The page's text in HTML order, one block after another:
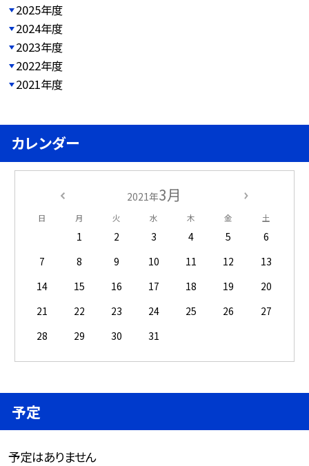
2025年度
2024年度
2023年度
2022年度
2021年度
カレンダー
2021年3月
日 月 火 水 木 金 土
1 2 3 4 5
6
7
8 9 10 11 12
13
14
15 16 17 18 19
20
21
22 23 24 25 26
27
28
29 30 31
予定
予定はありません